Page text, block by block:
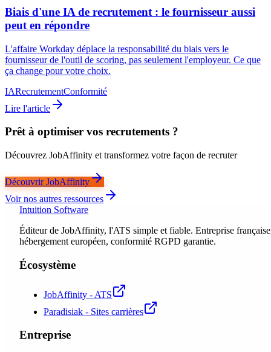
Biais d'une IA de recrutement : le fournisseur aussi
peut en répondre
L'affaire Workday déplace la responsabilité du biais vers le
fournisseur de l'outil de scoring, pas seulement l'employeur. Ce que
ça change pour votre choix.
IARecrutementConformité
Lire l'article
Prêt à optimiser vos recrutements ?
Découvrez JobAffinity et transformez votre façon de recruter
Découvrir JobAffinity
Voir nos autres ressources
Intuition Software
Éditeur de JobAffinity, l'ATS simple et fiable. Entreprise
hébergement européen, conformité RGPD garantie.
Écosystème
JobAffinity - ATS
Paradisiak - Sites carrières
Entreprise